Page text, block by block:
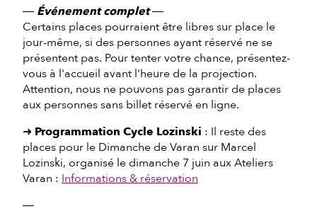
― Événement complet―
Certains places pourraient être libres sur place le
jour-même, si des personnes ayant réservé ne se
présentent pas. Pour tenter votre chance, présentez-
vous à l'accueil avant l'heure de la projection.
Attention, nous ne pouvons pas garantir de places
aux personnes sans billet réservé en ligne.
➜ Programmation Cycle Lozinski : Il reste des
places pour le Dimanche de Varan sur Marcel
Lozinski, organisé le dimanche 7 juin aux Ateliers
Varan : Informations & réservation
―